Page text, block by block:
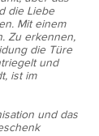
die Liebe
Mit einem
Zu erkennen,
die Türe
und
ist im
und das